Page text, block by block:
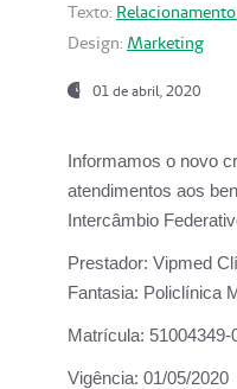
Texto:
Design: Marketing
01 de abril, 2020
Informamos o novo
atendimentos aos
Intercâmbio
Prestador: Vipmed
Fantasia: Policlínica
Matrícula: 51004349-
Vigência: 01/05/2020